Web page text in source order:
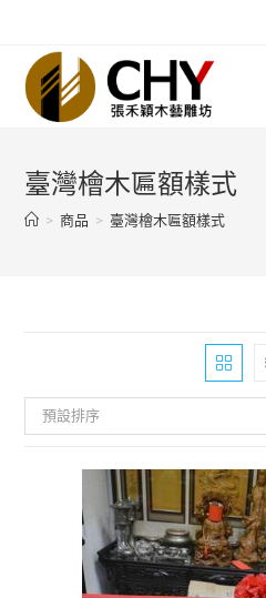
臺灣檜木匾額樣式
> 商品 > 臺灣檜木匾額樣式
預設排序